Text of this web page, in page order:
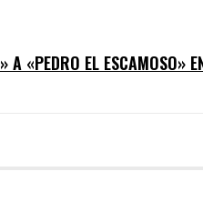
A «PEDRO EL ESCAMOSO»